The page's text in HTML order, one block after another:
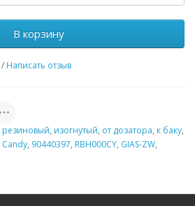
В корзину
/ Написать отзыв
резиновый, изогнутый, от дозатора, к баку,
Candy, 90440397, RBH000CY, GIAS-ZW,